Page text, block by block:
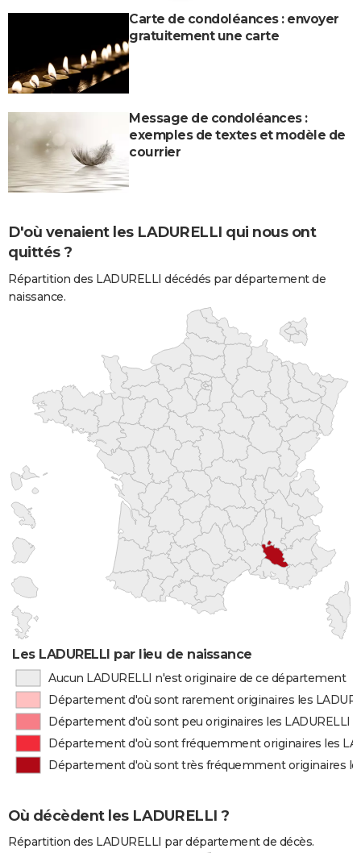
Carte de condoléances : envoyer
gratuitement une carte
Message de condoléances :
exemples de textes et modèle de
courrier
D'où venaient les LADURELLI qui nous ont
quittés ?
Répartition des LADURELLI décédés par département de
naissance.
Les LADURELLI par lieu de naissance
Aucun LADURELLI n'est originaire de ce département
Département d'où sont rarement originaires les
Département d'où sont peu originaires les LADURELLI
Département d'où sont fréquemment originaires les
Département d'où sont très fréquemment originaires
Où décèdent les LADURELLI ?
Répartition des LADURELLI par département de décès.